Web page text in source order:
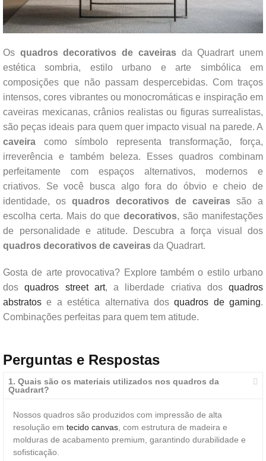
Os quadros decorativos de caveirasda Quadrart unem
estética sombria, estilo urbano e arte simbólica em
composições que não passam despercebidas. Com traços
intensos, cores vibrantes ou monocromáticas e inspiração em
caveiras mexicanas, crânios realistas ou figuras surrealistas,
são peças ideais para quem quer impacto visual na parede. A
caveira como símbolo representa transformação, força,
irreverência e também beleza. Esses quadros combinam
perfeitamente com espaços alternativos, modernos e
criativos. Se você busca algo fora do óbvio e cheio de
identidade, os quadros decorativos de caveiras são a
escolha certa. Mais do quedecorativos, são manifestações
de personalidade e atitude. Descubra a força visual dos
quadros decorativos de caveiras da Quadrart.
Gosta de arte provocativa? Explore também o estilo urbano
dosquadros street art, a liberdade criativa dos quadros
abstratos e a estética alternativa dosquadros de gaming.
Combinações perfeitas para quem tem atitude.
Perguntas e Respostas
1. Quais são os materiais utilizados nos quadros da
Quadrart?
Nossos quadros são produzidos com impressão de alta
resolução em tecido canvas , com estrutura de madeira e
molduras de acabamento premium, garantindo durabilidade e
sofisticação.